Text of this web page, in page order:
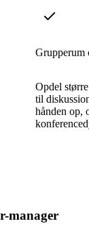
Grupperum
Opdel
til
hånden op,
manager